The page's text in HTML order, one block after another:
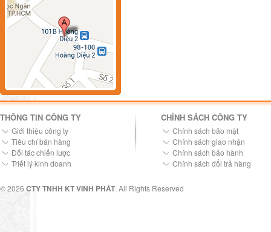
THÔNG TIN CÔNG TY
Giới thiệu công ty
Tiêu chí bán hàng
Đối tác chiến lược
Triết lý kinh doanh
CHÍNH SÁCH CÔNG TY
Chính sách bảo mật
Chính sách giao nhận
Chính sách bảo hành
Chính sách đổi trả hàng
© 2026 CTY TNHH KT VINH PHÁT. All Rights Reserved